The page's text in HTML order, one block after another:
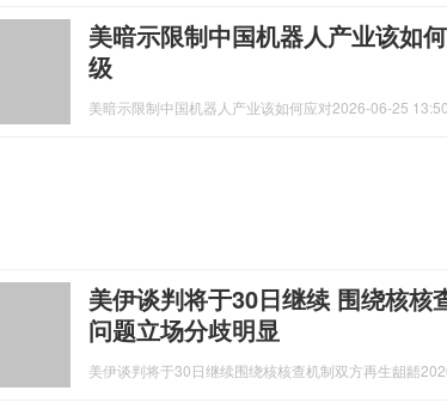
美暗示限制中国机器人产业该如
级
美暗示限制中国机器人产业该如何应对2026-06-25
美伊谈判将于30日继续 围绕核核
问题立场分歧明显
美伊谈判将于30日继续围绕核核查机制双方再生龃龉